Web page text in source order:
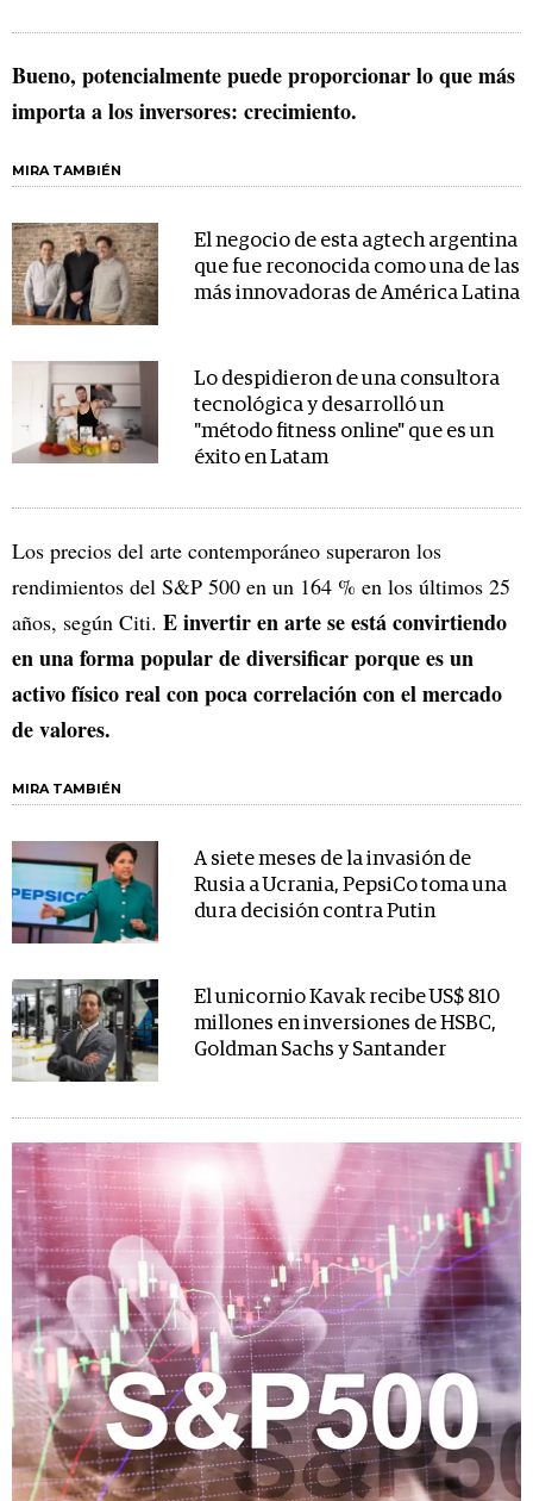
Bueno, potencialmente puede proporcionar lo que más
importa a los inversores: crecimiento.
MIRA TAMBIÉN
El negocio de esta agtech argentina
que fue reconocida como una de las
más innovadoras de América Latina
Lo despidieron de una consultora
tecnológica y desarrolló un
"método fitness online" que es un
éxito en Latam
Los precios del arte contemporáneo superaron los
rendimientos del S&P 500 en un 164 % en los últimos 25
años, según Citi. E invertir en arte se está convirtiendo
en una forma popular de diversificar porque es un
activo físico real con poca correlación con el mercado
de valores.
MIRA TAMBIÉN
A siete meses de la invasión de
Rusia a Ucrania, PepsiCo toma una
dura decisión contra Putin
El unicornio Kavak recibe US$ 810
millones en inversiones de HSBC,
Goldman Sachs y Santander